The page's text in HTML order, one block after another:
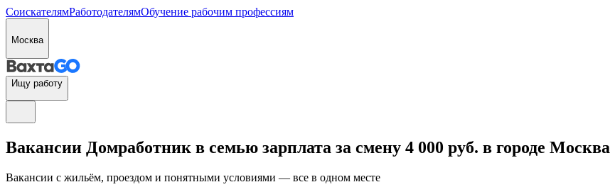
СоискателямРаботодателямОбучение рабочим профессиям
Москва
Ищу работу
Вакансии Домработник в семью зарплата за смену 4 000 руб. в городе Москва
Вакансии с жильём, проездом и понятными условиями — все в одном месте